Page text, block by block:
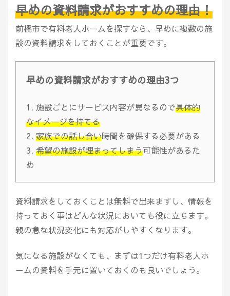
早めの資料請求がおすすめの理由！
前橋市で有料老人ホームを探すなら、早めに複数の施
設の資料請求をしておくことが重要です。
早めの資料請求がおすすめの理由3つ
施設ごとにサービス内容が異なるので具体的
なイメージを持てる
家族での話し合い時間を確保する必要がある
希望の施設が埋まってしまう可能性があるた
め
資料請求をしておくことは無料で出来ますし、情報を
持っておく事はどんな状況においても役に立ちます。
親の急な状況変化にも対応がしやすくなります。
気になる施設がなくても、まずは1つだけ有料老人ホ
ームの資料を手元に置いておくのも良いでしょう。